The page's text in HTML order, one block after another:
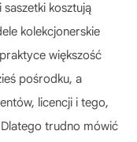
saszetki kosztują
kolekcjonerskie
większość
pośrodku, a
licencji i tego,
trudno mówić